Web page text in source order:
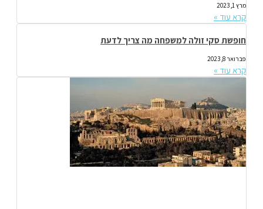
מרץ 1, 2023
קרא עוד »
חופשת סקי זולה למשפחה מה צריך לדעת
פברואר 8, 2023
קרא עוד »